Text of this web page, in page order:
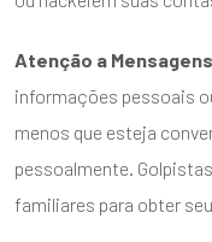
Atenção a
informações pessoais
menos que esteja
pessoalmente.
familiares para obter